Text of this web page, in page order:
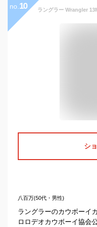
no. 10
シ
八百万(50代・男性)
ラングラーのカウボーイ
ロロデオカウボーイ協会